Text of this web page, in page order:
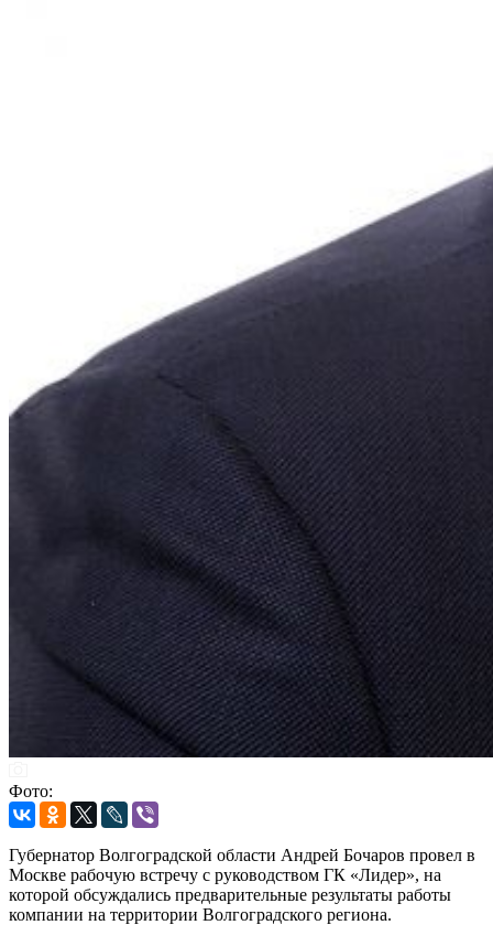
Фото:
Губернатор Волгоградской области Андрей Бочаров провел в
Москве рабочую встречу с руководством ГК «Лидер», на
которой обсуждались предварительные результаты работы
компании на территории Волгоградского региона.